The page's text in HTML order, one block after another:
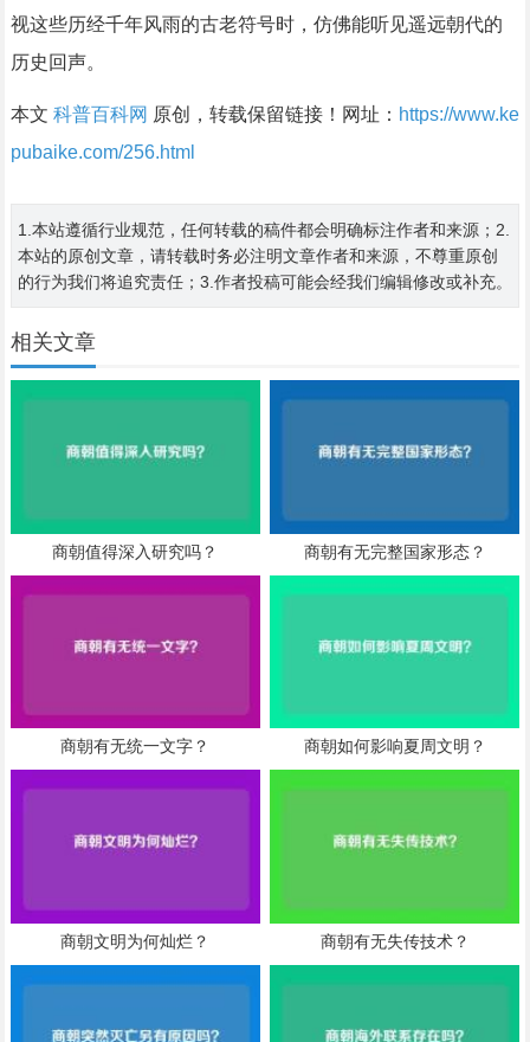
视这些历经千年风雨的古老符号时，仿佛能听见遥远朝代的
历史回声。
本文 科普百科网 原创，转载保留链接！网址： https://www.ke
pubaike.com/256.html
1.本站遵循行业规范，任何转载的稿件都会明确标注作者和来源；2.
本站的原创文章，请转载时务必注明文章作者和来源，不尊重原创
的行为我们将追究责任；3.作者投稿可能会经我们编辑修改或补充。
相关文章
商朝值得深入研究吗？ 商朝有无完整国家形态？
商朝有无统一文字？ 商朝如何影响夏周文明？
商朝文明为何灿烂？ 商朝有无失传技术？